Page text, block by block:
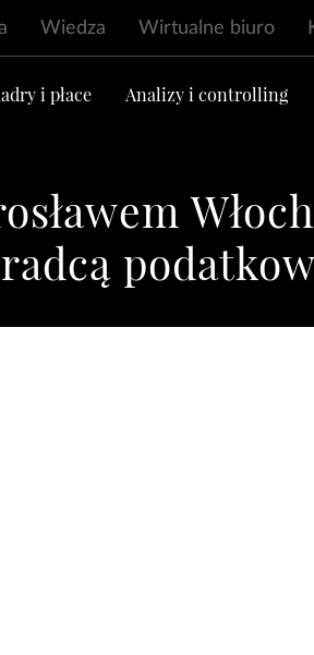
Wiedza Wirtualne biuro
i płace Analizy i controlling